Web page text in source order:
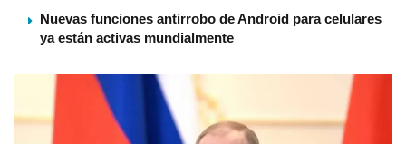
Nuevas funciones antirrobo de Android para celulares
ya están activas mundialmente